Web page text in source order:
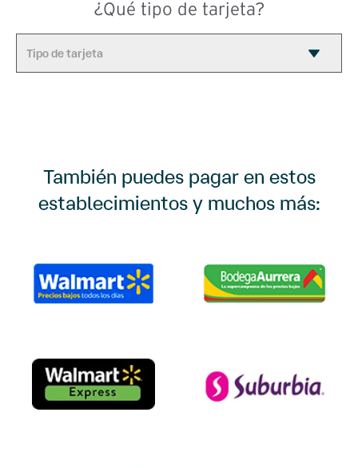
¿Qué tipo de tarjeta?
También puedes pagar en estos
establecimientos y muchos más: